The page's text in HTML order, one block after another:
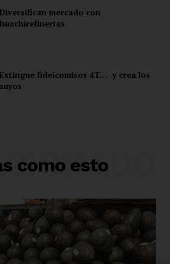
Diversifican mercado con
huachirefinerías
Extingue fideicomisos 4T… y crea los
suyos
como esto